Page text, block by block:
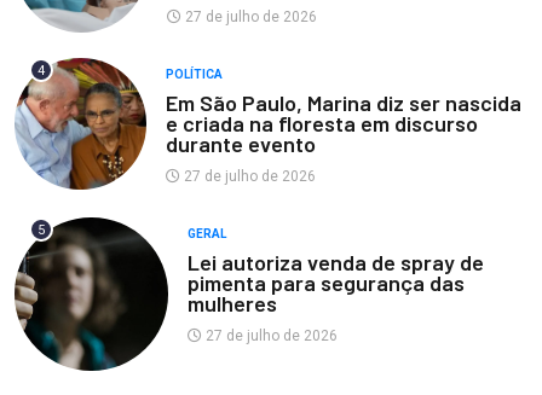
27 de julho de 2026
4 POLÍTICA
Em São Paulo, Marina diz ser nascida
e criada na floresta em discurso
durante evento
27 de julho de 2026
5 GERAL
Lei autoriza venda de spray de
pimenta para segurança das
mulheres
27 de julho de 2026